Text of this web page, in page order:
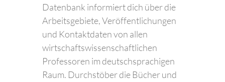
Datenbank informiert dich über die
Arbeitsgebiete, Veröffentlichungen
und Kontaktdaten von allen
wirtschaftswissenschaftlichen
Professoren im deutschsprachigen
Raum. Durchstöber die Bücher und